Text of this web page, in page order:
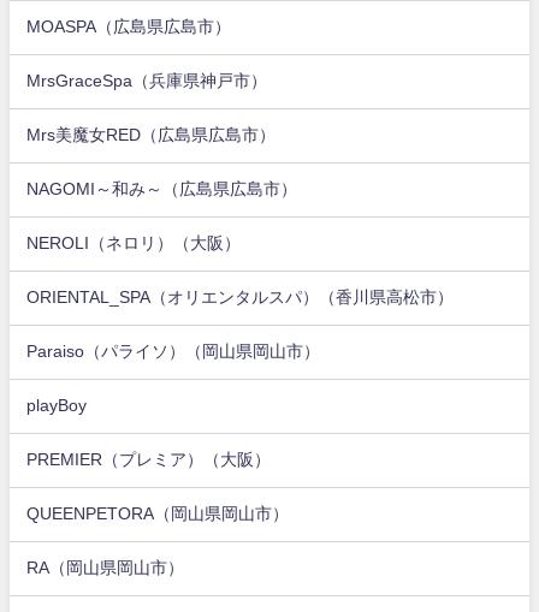
MOASPA（広島県広島市）
MrsGraceSpa（兵庫県神戸市）
Mrs美魔女RED（広島県広島市）
NAGOMI～和み～（広島県広島市）
NEROLI（ネロリ）（大阪）
ORIENTAL_SPA（オリエンタルスパ）（香川県高松市）
Paraiso（パライソ）（岡山県岡山市）
playBoy
PREMIER（プレミア）（大阪）
QUEENPETORA（岡山県岡山市）
RA（岡山県岡山市）